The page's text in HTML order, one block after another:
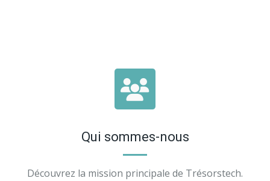
Qui sommes-nous
Découvrez la mission principale de Trésorstech.